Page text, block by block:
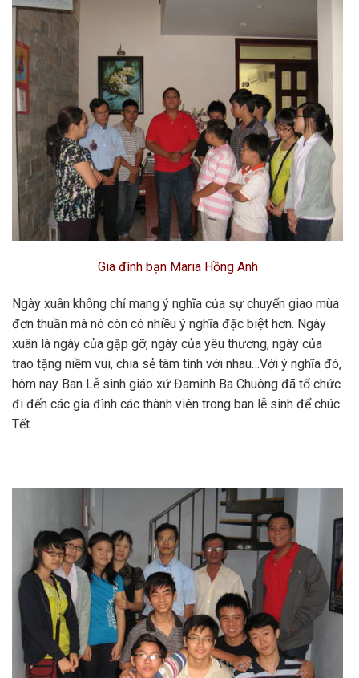
Gia đình bạn Maria Hồng Anh
Ngày xuân không chỉ mang ý nghĩa của sự chuyển giao mùa
đơn thuần mà nó còn có nhiều ý nghĩa đặc biệt hơn. Ngày
xuân là ngày của gặp gỡ, ngày của yêu thương, ngày của
trao tặng niềm vui, chia sẻ tâm tình với nhau…Với ý nghĩa đó,
hôm nay Ban Lễ sinh giáo xứ Đaminh Ba Chuông đã tổ chức
đi đến các gia đình các thành viên trong ban lễ sinh để chúc
Tết.